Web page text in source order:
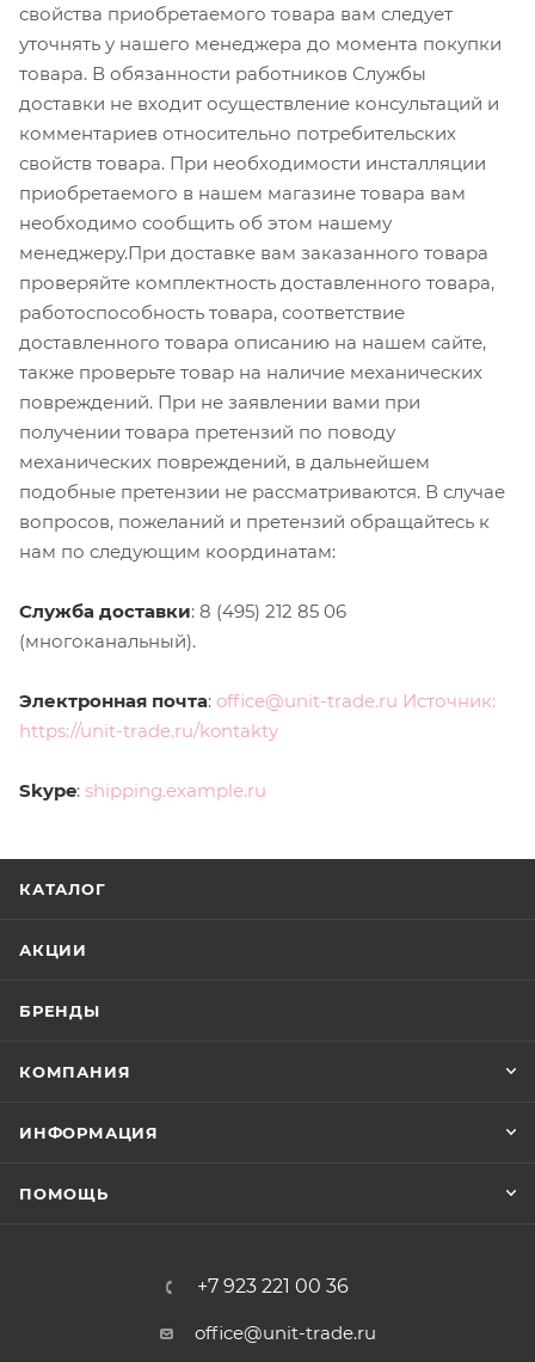
свойства приобретаемого товара вам следует
уточнять у нашего менеджера до момента покупки
товара. В обязанности работников Службы
доставки не входит осуществление консультаций и
комментариев относительно потребительских
свойств товара. При необходимости инсталляции
приобретаемого в нашем магазине товара вам
необходимо сообщить об этом нашему
менеджеру.При доставке вам заказанного товара
проверяйте комплектность доставленного товара,
работоспособность товара, соответствие
доставленного товара описанию на нашем сайте,
также проверьте товар на наличие механических
повреждений. При не заявлении вами при
получении товара претензий по поводу
механических повреждений, в дальнейшем
подобные претензии не рассматриваются. В случае
вопросов, пожеланий и претензий обращайтесь к
нам по следующим координатам:
Служба доставки: 8 (495) 212 85 06
(многоканальный).
Электронная почта: office@unit-trade.ru Источник:
https://unit-trade.ru/kontakty
Skype: shipping.example.ru
КАТАЛОГ
АКЦИИ
БРЕНДЫ
КОМПАНИЯ
ИНФОРМАЦИЯ
ПОМОЩЬ
+7 923 221 00 36
office@unit-trade.ru